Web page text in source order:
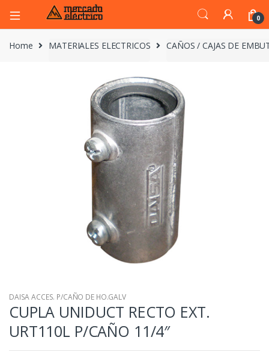
0
Home MATERIALES ELECTRICOS CAÑOS / CAJAS DE
DAISA ACCES. P/CAÑO DE HO.GALV
CUPLA UNIDUCT RECTO EXT.
URT110L P/CAÑO 11/4″